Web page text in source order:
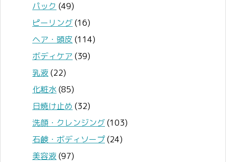
パック (49)
ピーリング(16)
ヘア・頭皮 (114)
ボディケア (39)
乳液(22)
化粧水(85)
日焼け止め (32)
洗顔・クレンジング(103)
石鹸・ボディソープ(24)
美容液(97)